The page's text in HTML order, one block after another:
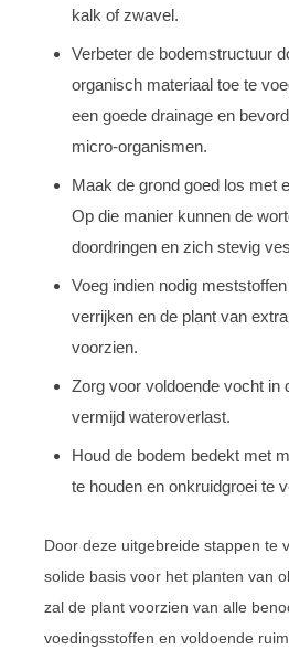
kalk of zwavel.
Verbeter de bodemstructuur
organisch materiaal toe te
een goede drainage en
micro-organismen.
Maak de grond goed los met
Op die manier kunnen de
doordringen en zich stevig
Voeg indien nodig
verrijken en de plant van
voorzien.
Zorg voor voldoende vocht in
vermijd wateroverlast.
Houd de bodem bedekt met
te houden en onkruidgroei te
Door deze uitgebreide stappen te
solide basis voor het planten van
zal de plant voorzien van alle
voedingsstoffen en voldoende